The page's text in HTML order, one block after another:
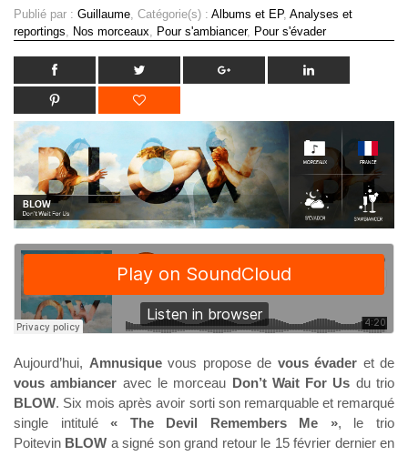
Publié par : Guillaume , Catégorie(s) : Albums et EP, Analyses et
reportings
Nos morceaux Pour s'ambiancer, Pour s'évader
Aujourd’hui, Amnusique vous propose de vous évader et de
vous ambiancer avec le morceau Don’t Wait For Us du trio
BLOW. Six mois après avoir sorti son remarquable et remarqué
single intitulé« The Devil Remembers Me », le trio
Poitevin BLOW a signé son grand retour le 15 février dernier en